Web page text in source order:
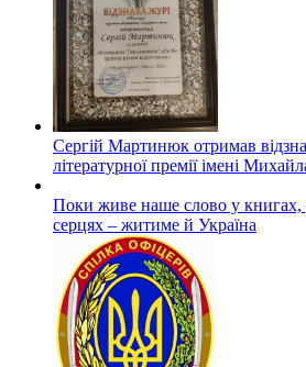
Сергій Мартинюк отримав
літературної премії імені
Поки живе наше слово у
серцях – житиме й Україна